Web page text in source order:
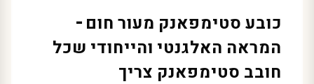
כובע סטימפאנק מעור חום –
המראה האלגנטי והייחודי שכל
חובב סטימפאנק צריך